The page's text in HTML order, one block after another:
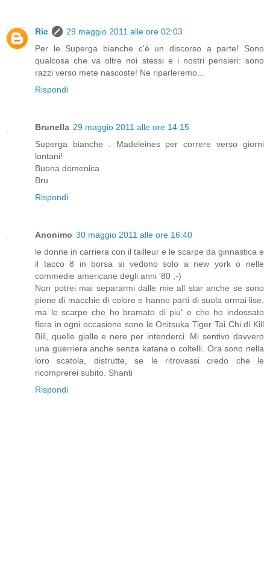
Ric
29 maggio 2011 alle ore 02:03
Per le Superga bianche c'è un discorso a parte! Sono
qualcosa che va oltre noi stessi e i nostri pensieri: sono
razzi verso mete nascoste! Ne riparleremo...
Rispondi
Brunella 29 maggio 2011 alle ore 14:15
Superga bianche : Madeleines per correre verso giorni
lontani!
Buona domenica
Bru
Rispondi
Anonimo 30 maggio 2011 alle ore 16:40
le donne in carriera con il tailleur e le scarpe da ginnastica e
il tacco 8 in borsa si vedono solo a new york o nelle
commedie americane degli anni '80 ;-)
Non potrei mai separarmi dalle mie all star anche se sono
piene di macchie di colore e hanno parti di suola ormai lise,
ma le scarpe che ho bramato di piu' e che ho indossato
fiera in ogni occasione sono le Onitsuka Tiger Tai Chi di Kill
Bill, quelle gialle e nere per intenderci. Mi sentivo davvero
una guerriera anche senza katana o coltelli. Ora sono nella
loro scatola, distrutte, se le ritrovassi credo che le
ricomprerei subito. Shanti
Rispondi